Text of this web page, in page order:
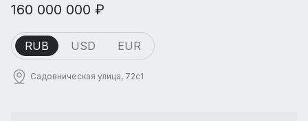
160 000 000 ₽
RUB USD EUR
Садовническая улица, 72с1